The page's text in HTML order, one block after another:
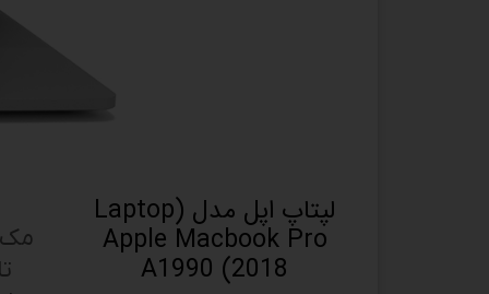
لپتاپ اپل مدل (Laptop
Apple Macbook Pro
A1990 (2018